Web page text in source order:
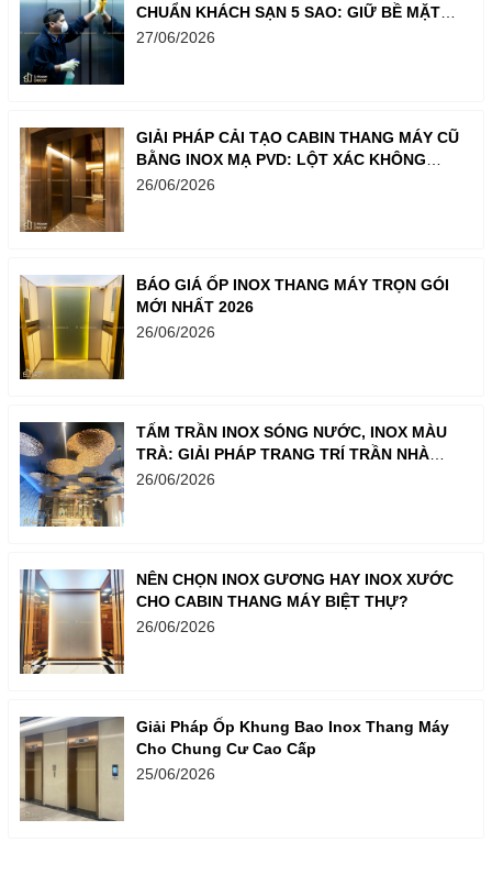
CHUẨN KHÁCH SẠN 5 SAO: GIỮ BỀ MẶT
LUÔN SÁNG BÓNG NHƯ MỚI
27/06/2026
GIẢI PHÁP CẢI TẠO CABIN THANG MÁY CŨ
BẰNG INOX MẠ PVD: LỘT XÁC KHÔNG
GIAN CHỈ TRONG MỘT BƯỚC
26/06/2026
BÁO GIÁ ỐP INOX THANG MÁY TRỌN GÓI
MỚI NHẤT 2026
26/06/2026
TẤM TRẦN INOX SÓNG NƯỚC, INOX MÀU
TRÀ: GIẢI PHÁP TRANG TRÍ TRẦN NHÀ
SANG TRỌNG
26/06/2026
NÊN CHỌN INOX GƯƠNG HAY INOX XƯỚC
CHO CABIN THANG MÁY BIỆT THỰ?
26/06/2026
Giải Pháp Ốp Khung Bao Inox Thang Máy
Cho Chung Cư Cao Cấp
25/06/2026